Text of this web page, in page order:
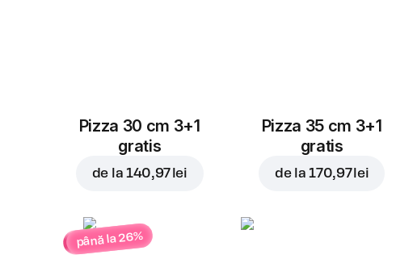
Pizza 30 cm 3+1
gratis
de la 140,97 lei
Pizza 35 cm 3+1
gratis
de la170,97 lei
până la 26%